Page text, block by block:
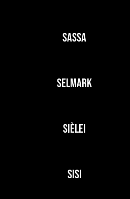
SASSA
SELMARK
SIÈLEI
SISI